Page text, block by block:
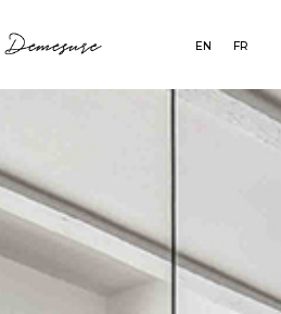
EN FR